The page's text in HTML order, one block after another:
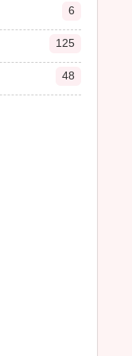
6
125
48